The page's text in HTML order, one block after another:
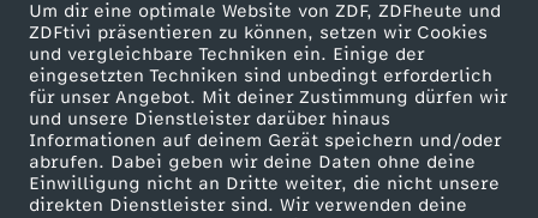
Um dir eine optimale Website von ZDF, ZDFheute und
ZDFtivi präsentieren zu können, setzen wir Cookies
und vergleichbare Techniken ein. Einige der
eingesetzten Techniken sind unbedingt erforderlich
für unser Angebot. Mit deiner Zustimmung dürfen wir
und unsere Dienstleister darüber hinaus
Informationen auf deinem Gerät speichern und/oder
abrufen. Dabei geben wir deine Daten ohne deine
Einwilligung nicht an Dritte weiter, die nicht unsere
direkten Dienstleister sind. Wir verwenden deine
l
l
n
i
Mehr ZDF
ZDF-Apps
Smart TV
Service
ZDFmitreden
Kontakt zum ZDF